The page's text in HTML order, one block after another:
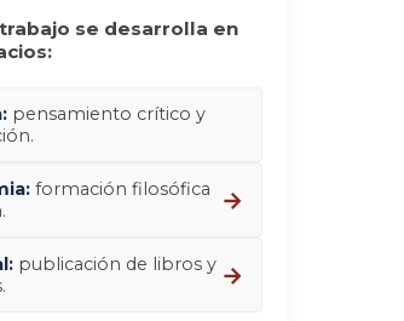
se desarrolla en
pensamiento crítico y
formación filosófica
→
publicación de libros y →